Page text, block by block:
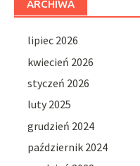
ARCHIWA
lipiec 2026
kwiecień 2026
styczeń 2026
luty 2025
grudzień 2024
październik 2024